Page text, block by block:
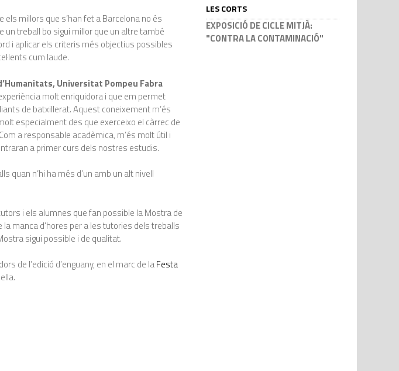
millors que s’han fet a Barcelona no és
treball bo sigui millor que un altre també
i aplicar els criteris més objectius possibles
cum laude.
Universitat Pompeu Fabra
molt enriquidora i que em permet
de batxillerat. Aquest coneixement m’és
especialment des que exerceixo el càrrec de
a responsable acadèmica, m’és molt útil i
a primer curs dels nostres estudis.
quan n’hi ha més d’un amb un alt nivell
i els alumnes que fan possible la Mostra de
manca d’hores per a les tutories dels treballs
sigui possible i de qualitat.
de l’edició d’enguany, en el marc de laFesta
LES CORTS
EXPOSICIÓ DE CICLE MITJÀ:
"CONTRA LA CONTAMINACIÓ"